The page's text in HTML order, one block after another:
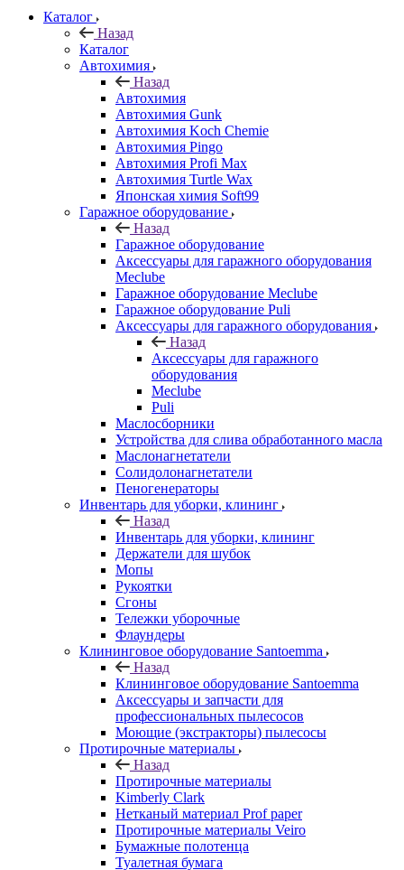
Каталог
Назад
Каталог
Автохимия
Назад
Автохимия
Автохимия Gunk
Автохимия Koch Chemie
Автохимия Pingo
Автохимия Profi Max
Автохимия Turtle Wax
Японская химия Soft99
Гаражное оборудование
Назад
Гаражное оборудование
Аксессуары для гаражного оборудования
Meclube
Гаражное оборудование Meclube
Гаражное оборудование Puli
Аксессуары для гаражного оборудования
Назад
Аксессуары для гаражного
оборудования
Meclube
Puli
Маслосборники
Устройства для слива обработанного масла
Маслонагнетатели
Солидолонагнетатели
Пеногенераторы
Инвентарь для уборки, клининг
Назад
Инвентарь для уборки, клининг
Держатели для шубок
Мопы
Рукоятки
Сгоны
Тележки уборочные
Флаундеры
Клининговое оборудование Santoemma
Назад
Клининговое оборудование Santoemma
Аксессуары и запчасти для
профессиональных пылесосов
Моющие (экстракторы) пылесосы
Протирочные материалы
Назад
Протирочные материалы
Kimberly Clark
Нетканый материал Prof paper
Протирочные материалы Veiro
Бумажные полотенца
Туалетная бумага